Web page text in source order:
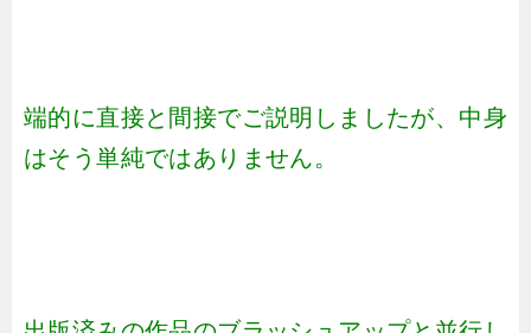
端的に直接と間接でご説明しましたが、中身
はそう単純ではありません。